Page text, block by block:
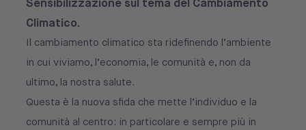
Climatico.
Il cambiamento climatico sta ridefinendo l’ambiente
in cui viviamo, l’economia, le comunità e, non da
ultimo, la nostra salute.
Questa è la nuova sfida che mette l’individuo e la
comunità al centro: in particolare e sempre più in